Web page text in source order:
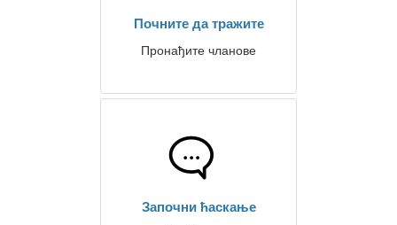
Почните да тражите
Пронађите чланове
Започни ћаскање